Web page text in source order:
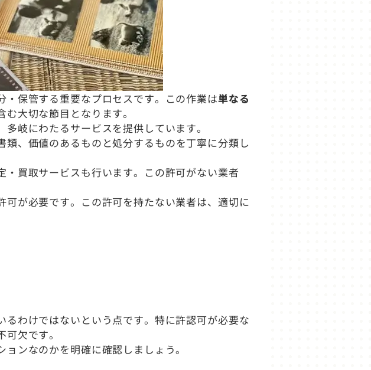
保管する重要なプロセスです。この作業は単なる
む大切な節目となります。
岐にわたるサービスを提供しています。
類、価値のあるものと処分するものを丁寧に分類し
買取サービスも行います。この許可がない業者
が必要です。この許可を持たない業者は、適切に
わけではないという点です。特に許認可が必要な
欠です。
ンなのかを明確に確認しましょう。